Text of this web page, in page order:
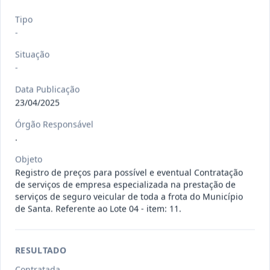
135/2026
Serviços
Credenciamento de oficinas
Situação: Concluído Data:07/08/2026 Ver detalhes
Prestação
Tipo
-
Situação
-
Data Publicação
23/04/2025
Órgão Responsável
.
Objeto
Registro de preços para possível e eventual Contratação
de serviços de empresa especializada na prestação de
serviços de seguro veicular de toda a frota do Município
de Santa. Referente ao Lote 04 - item: 11.
RESULTADO